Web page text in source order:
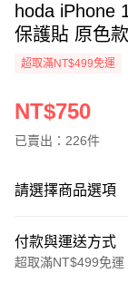
hoda iPhone
保護貼 原色
超取滿NT$499免運
NT$750
已賣出：226件
請選擇商品選項
付款與運送方式
超取滿NT$499免運